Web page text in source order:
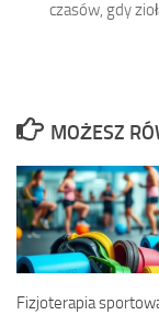
czasów, gdy
MOŻESZ
Fizjoterapia